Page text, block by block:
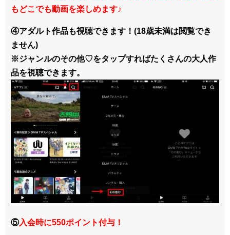
もどこでも動画を楽しめます♪
④アダルト作品も視聴できます！(18歳未満は閲覧でき
ません)
※ジャンルのその他♡をタップすればたくさんの大人作
品を視聴できます。
⑤入会時に550ポイント付与！